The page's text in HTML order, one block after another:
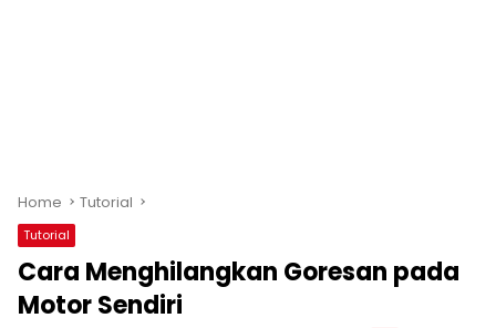
Home Tutorial
Tutorial
Cara Menghilangkan Goresan pada
Motor Sendiri